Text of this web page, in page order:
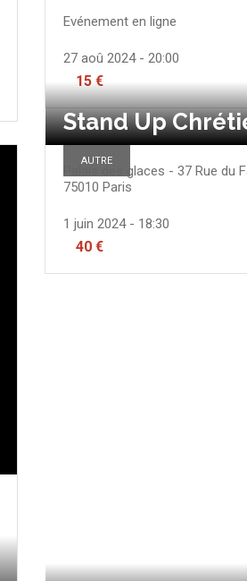
Evénement en ligne
27 aoû 2024 - 20:00
15 €
AUTRE
Stand Up
Palais des glaces - 37 Rue du
75010 Paris
1 juin 2024 - 18:30
40 €